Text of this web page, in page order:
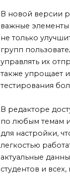
В новой версии
важные элементы
не только
групп
управлять их
также упрощает
тестирования
В редакторе
по любым темам
для настройки,
легкостью
актуальные
студентов и